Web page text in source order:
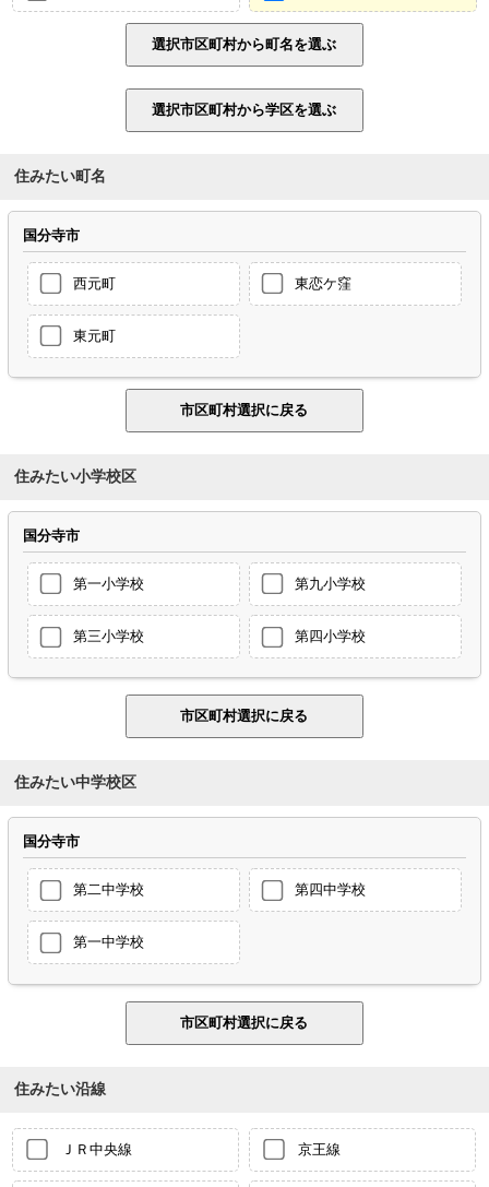
住みたい町名
国分寺市
西元町 東恋ケ窪
東元町
住みたい小学校区
国分寺市
第一小学校 第九小学校
第三小学校 第四小学校
住みたい中学校区
国分寺市
第二中学校 第四中学校
第一中学校
住みたい沿線
ＪＲ中央線 京王線